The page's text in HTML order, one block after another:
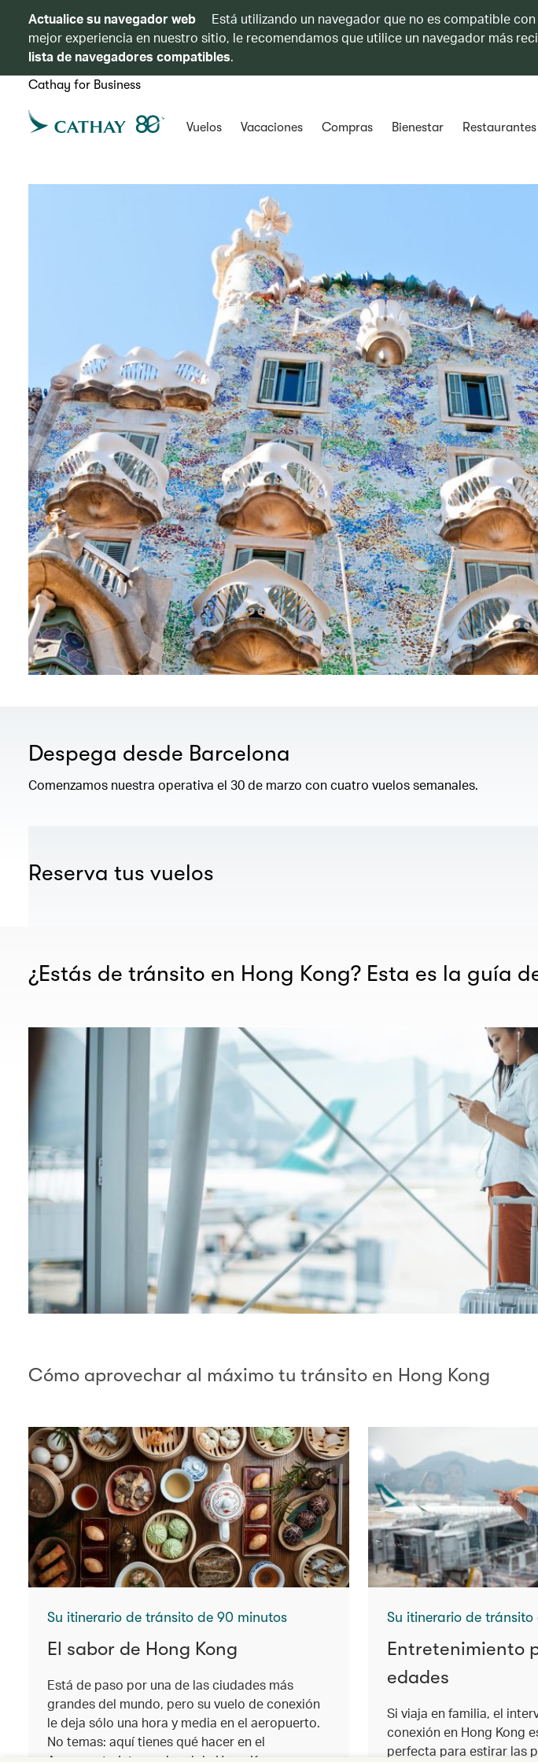
Actualice su navegador web
Está utilizando un navegador que no es compatible
mejor experiencia en nuestro sitio, le recomendamos que utilice un navegador más
lista de navegadores compatibles.
Cathay for Business
Vuelos Vacaciones Compras Bienestar Restaurantes
Despega desde Barcelona
Comenzamos nuestra operativa el 30 de marzo con cuatro vuelos semanales.
Reserva tus vuelos
¿Estás de tránsito en Hong Kong? Esta es la guía
Cómo aprovechar al máximo tu tránsito en Hong Kong
Su itinerario de tránsito de 90 minutos
El sabor de Hong Kong
Está de paso por una de las ciudades más
grandes del mundo, pero su vuelo de conexión
le deja sólo una hora y media en el aeropuerto.
No temas: aquí tienes qué hacer en el
Su itinerario de tránsito
Entretenimiento
edades
Si viaja en familia, el
conexión en Hong Kong
perfecta para estirar las